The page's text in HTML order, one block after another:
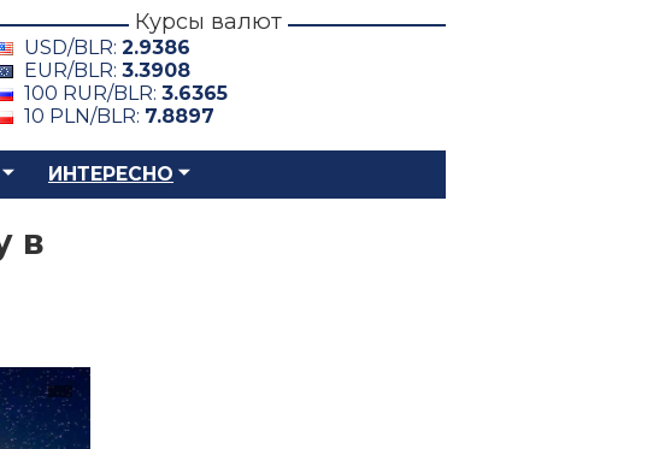
Курсы валют
USD/BLR: 2.9386
EUR/BLR: 3.3908
100 RUR/BLR: 3.6365
10 PLN/BLR: 7.8897
ИНТЕРЕСНО
в